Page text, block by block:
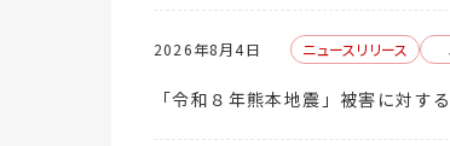
2026年8月4日 ニュースリリース
「令和８年熊本地震」被害に対す